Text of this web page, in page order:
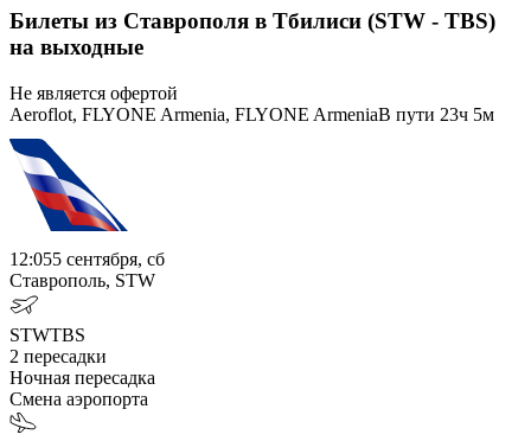
Билеты из Ставрополя в Тбилиси (STW - TBS)
на выходные
Не является офертой
Aeroflot, FLYONE Armenia, FLYONE ArmeniaВ пути 23ч 5м
12:055 сентября, сб
Ставрополь, STW
STWTBS
2 пересадки
Ночная пересадка
Смена аэропорта